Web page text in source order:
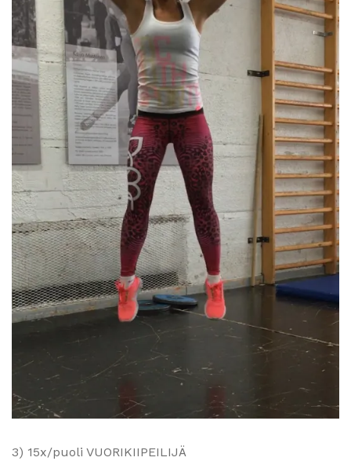
3) 15x/puoli VUORIKIIPEILIJÄ